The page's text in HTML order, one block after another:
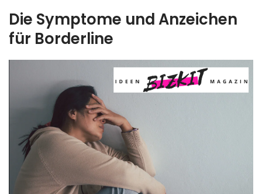
Die Symptome und Anzeichen
für Borderline